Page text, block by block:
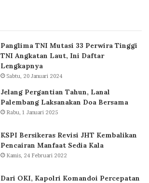
Panglima TNI Mutasi 33 Perwira Tinggi
TNI Angkatan Laut, Ini Daftar
Lengkapnya
Sabtu, 20 Januari 2024
Jelang Pergantian Tahun, Lanal
Palembang Laksanakan Doa Bersama
Rabu, 1 Januari 2025
KSPI Bersikeras Revisi JHT Kembalikan
Pencairan Manfaat Sedia Kala
Kamis, 24 Februari 2022
Dari OKI, Kapolri Komandoi Percepatan